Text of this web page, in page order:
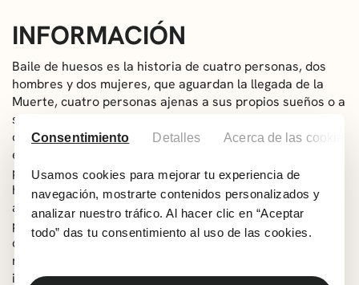
Consentimiento Detalles Acerca de las cookies
Usamos cookies para mejorar tu experiencia de
navegación, mostrarte contenidos personalizados y
analizar nuestro tráfico. Al hacer clic en “Aceptar
todo” das tu consentimiento al uso de las cookies.
INFORMACIÓN
Baile de huesos es la historia de cuatro personas, dos
hombres y dos mujeres, que aguardan la llegada de la
Muerte, cuatro personas ajenas a sus propios sueños o a
sus realidades, cuatro personas que desean vivir… o que
desean morir. Una peculiar Muerte, a la que la vida le
entusiasma, conversará con todos ellos, y la
personalidad de cada uno, sus ambiciones, sus anhelos y
hasta sus manías quedarán al descubierto. La Parca ha
acudido a llevárselos consigo… o quizás no. Una obra
para celebrar lo bello y necesario que es vivir, que no
deja de ser un canto a la vida o, como dijo alguien, un
recuento de las razones para vivir mientras se espera al
inevitable último viaje.